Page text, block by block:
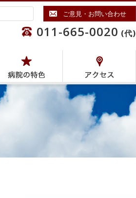
ご意見・お問い合わせ
011-665-0020 (代)